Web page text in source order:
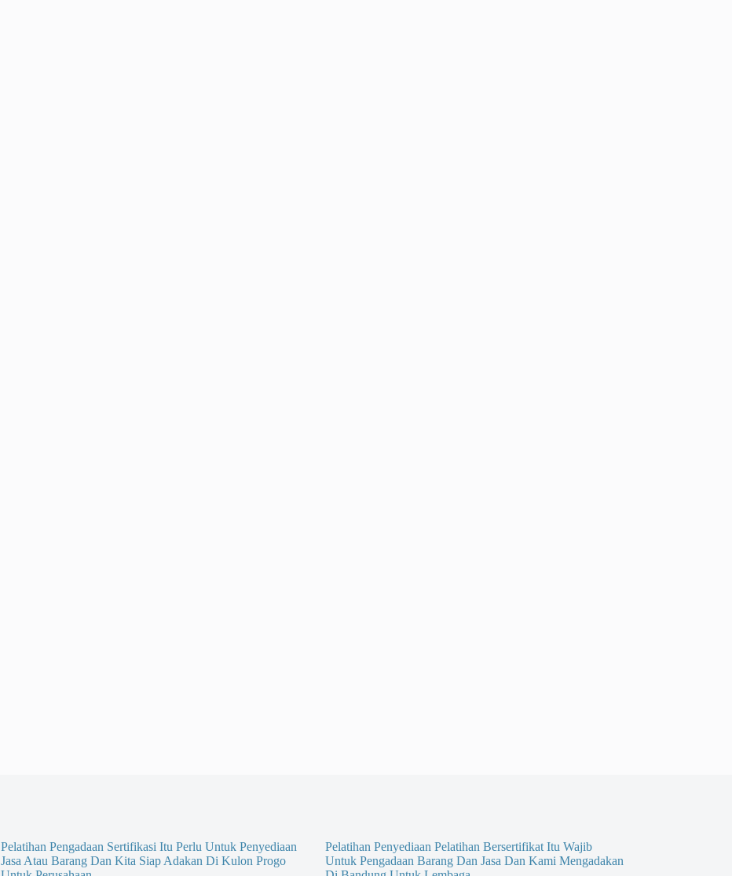
Pelatihan Pengadaan Sertifikasi Itu Perlu Untuk Penyediaan
Jasa Atau Barang Dan Kita Siap Adakan Di Kulon Progo
Pelatihan Penyediaan Pelatihan Bersertifikat Itu Wajib
Untuk Pengadaan Barang Dan Jasa Dan Kami Mengadakan